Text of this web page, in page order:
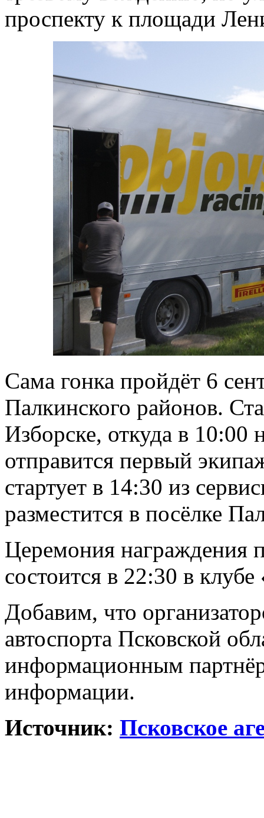
проспекту к площади
Сама гонка пройдёт 6
Палкинского районов.
Изборске, откуда в 10:00
отправится первый
стартует в 14:30 из
разместится в посёлке
Церемония награждения
состоится в 22:30 в
Добавим, что
автоспорта Псковской
информационным
информации.
Источник: Псковское